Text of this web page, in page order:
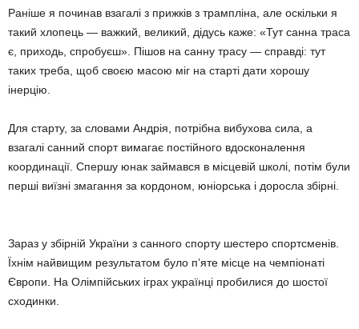
Раніше я починав взагалі з прижків з трампліна, але оскільки я
такий хлопець — важкий, великий, дідусь каже: «Тут санна траса
є, приходь, спробуєш». Пішов на санну трасу — справді: тут
таких треба, щоб своєю масою міг на старті дати хорошу
інерцію.
Для старту, за словами Андрія, потрібна вибухова сила, а
взагалі санний спорт вимагає постійного вдосконалення
координації. Спершу юнак займався в місцевій школі, потім були
перші виїзні змагання за кордоном, юніорська і доросла збірні.
Зараз у збірній України з санного спорту шестеро спортсменів.
Їхнім найвищим результатом було п’яте місце на чемпіонаті
Європи. На Олімпійських іграх українці пробилися до шостої
сходинки.